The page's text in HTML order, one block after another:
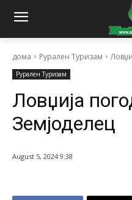
дома Рурален Туризам
Рурален Туризам
Ловџија
Земјоделец
August 5, 2024 9:38